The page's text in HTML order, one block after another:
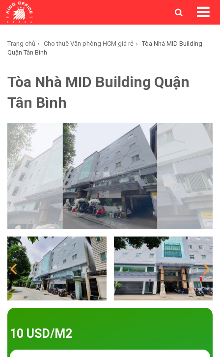
Trang chủ Cho thuê Văn phòng HCM giá rẻ
Tòa Nhà MID Building
Quận Tân Bình
Tòa Nhà MID Building Quận
Tân Bình
10 USD/M2